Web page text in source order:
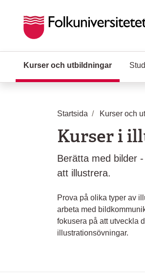
Kurser och utbildningar (Aktuell
Startsida Kurser och
Kurser i
Berätta med bilder
att illustrera.
Prova på olika typer av
arbeta med
fokusera på att utveckla
illustrationsövningar.